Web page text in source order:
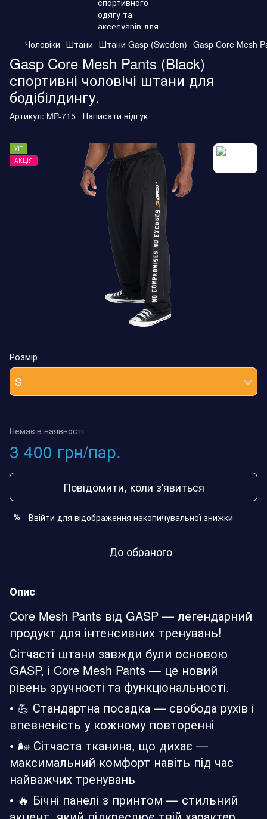
Чоловіки Штани Штани Gasp (Sweden) Gasp Core Mesh
Gasp Core Mesh Pants (Black)
спортивні чоловічі штани для
бодібілдингу.
Артикул: MP-715 Написати відгук
ХІТ
АКЦІЯ
Розмір
S
Немає в наявності
3 400 грн/пар.
Повідомити, коли з'явиться
% Ввійти для відображення накопичувальної знижки
До обраного
Опис
Core Mesh Pants від GASP — легендарний
продукт для інтенсивних тренувань!
Сітчасті штани завжди були основою
GASP, і Core Mesh Pants — це новий
рівень зручності та функціональності.
• 💪 Стандартна посадка — свобода рухів і
впевненість у кожному повторенні
• 🌬 Сітчаста тканина, що дихає —
максимальний комфорт навіть під час
найважчих тренувань
• 🔥 Бічні панелі з принтом — стильний